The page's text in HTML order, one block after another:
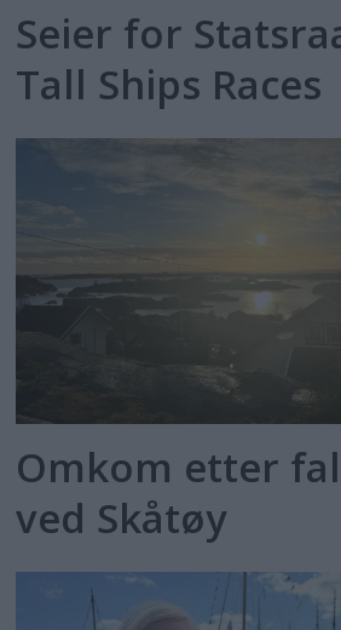
Seier for
Tall Ships Races
Omkom etter
ved Skåtøy